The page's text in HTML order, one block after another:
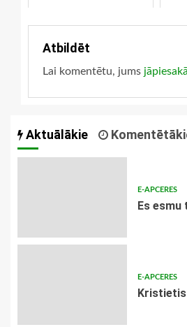
Atbildēt
Lai komentētu, jums
Aktuālākie
E-APCERES
Es esmu
E-APCERES
Kristietis